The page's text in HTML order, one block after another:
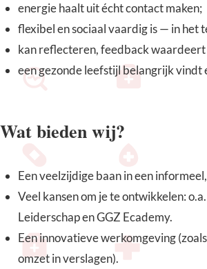
energie haalt uit écht contact maken;
flexibel en sociaal vaardig is — in het
kan reflecteren, feedback waardeert
een gezonde leefstijl belangrijk
Wat bieden wij?
Een veelzijdige baan in een
Veel kansen om je te ontwikkelen:
Leiderschap en GGZ Ecademy.
Een innovatieve werkomgeving
omzet in verslagen).